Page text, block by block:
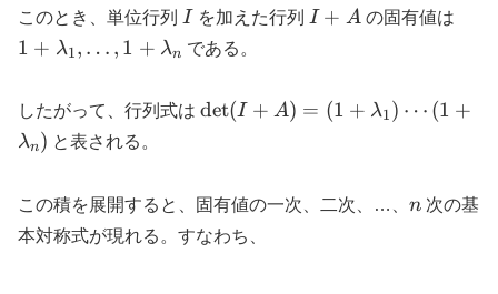
このとき、単位行列 I
I を加えた行列 I+A
I + A の固有値は
1 + λ1, … , 1 + λn である。
したがって、行列式は \det(I+A)=
det(I + A) = (1 + λ1) ⋯ (1 +
λn) と表される。
この積を展開すると、固有値の一次、二次、…、 n
n 次の基
本対称式が現れる。すなわち、